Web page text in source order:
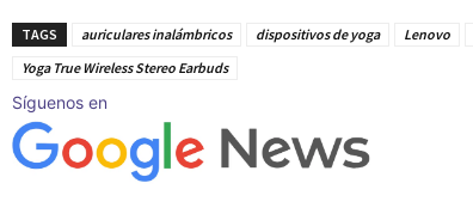
TAGS auriculares inalámbricos dispositivos de yoga Lenovo
Yoga True Wireless Stereo Earbuds
Síguenos en